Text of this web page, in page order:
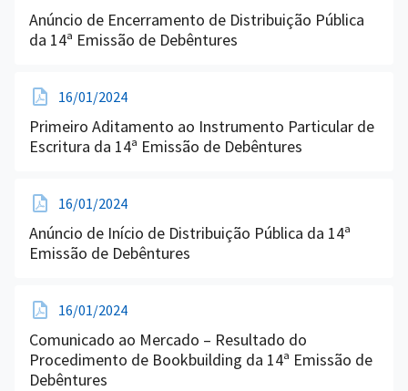
Anúncio de Encerramento de Distribuição Pública
da 14ª Emissão de Debêntures
16/01/2024
Primeiro Aditamento ao Instrumento Particular de
Escritura da 14ª Emissão de Debêntures
16/01/2024
Anúncio de Início de Distribuição Pública da 14ª
Emissão de Debêntures
16/01/2024
Comunicado ao Mercado – Resultado do
Procedimento de Bookbuilding da 14ª Emissão de
Debêntures